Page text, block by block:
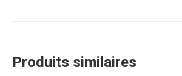
Produits similaires